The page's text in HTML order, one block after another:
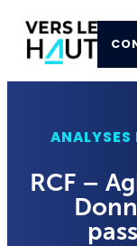
RCF –